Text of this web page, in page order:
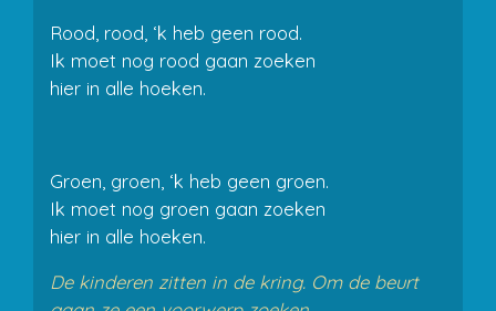
Rood, rood, ‘k heb geen rood.
Ik moet nog rood gaan zoeken
hier in alle hoeken.
Groen, groen, ‘k heb geen groen.
Ik moet nog groen gaan zoeken
hier in alle hoeken.
De kinderen zitten in de kring. Om de beurt